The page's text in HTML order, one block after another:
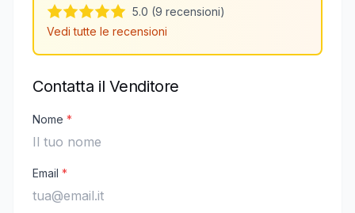
5.0 (9 recensioni)
Vedi tutte le recensioni
Contatta il Venditore
Nome *
Email *